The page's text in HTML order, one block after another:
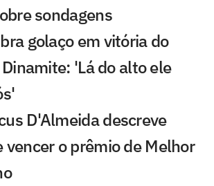
sondagens
golaço em vitória do
'Lá do alto ele
D'Almeida descreve
vencer o prêmio de Melhor